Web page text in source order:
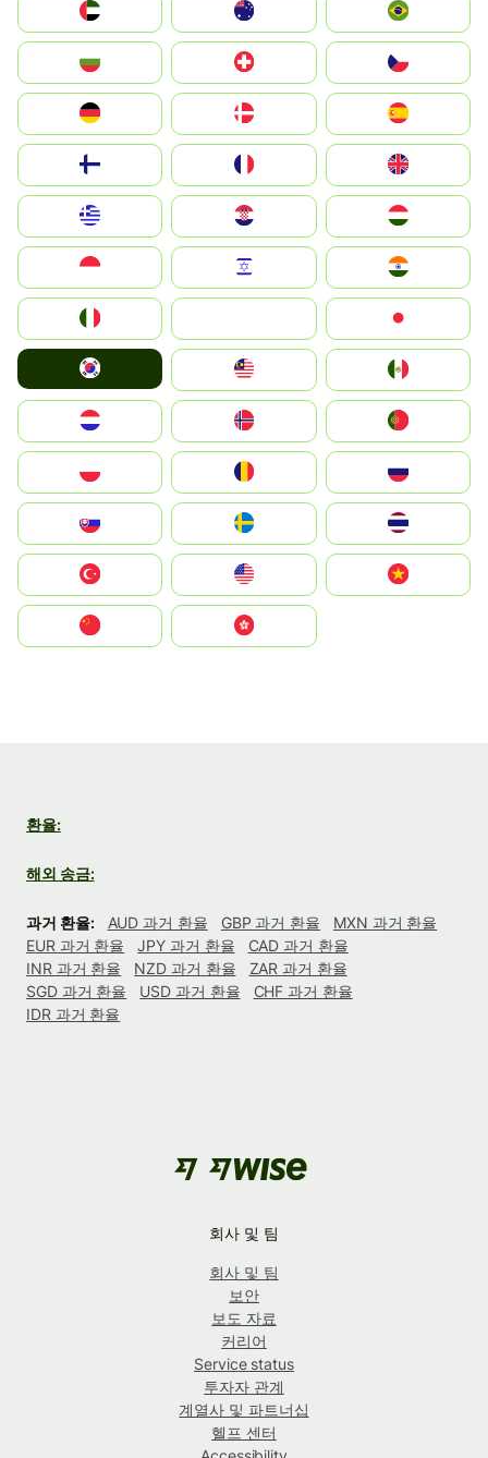
الإمارات العربية المتحدة
Switzerland
Deutschland
United Kingdom
Magyarország
South Korea
United States
中國香港特別行政區
환율:
해외 송금:
과거 환율: AUD 과거 환율 GBP 과거 환율
MXN 과거 환율
EUR 과거 환율
JPY 과거 환율
CAD 과거 환율
INR 과거 환율
NZD 과거 환율
ZAR 과거 환율
SGD 과거 환율
USD 과거 환율
CHF 과거 환율
IDR 과거 환율
회사 및 팀
회사 및 팀
보안
보도 자료
커리어
Service status
투자자 관계
계열사 및 파트너십
헬프 센터